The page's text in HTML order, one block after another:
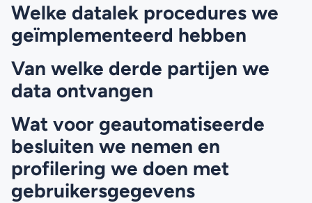
Welke datalek procedures we
geïmplementeerd hebben
Van welke derde partijen we
data ontvangen
Wat voor geautomatiseerde
besluiten we nemen en
profilering we doen met
gebruikersgegevens